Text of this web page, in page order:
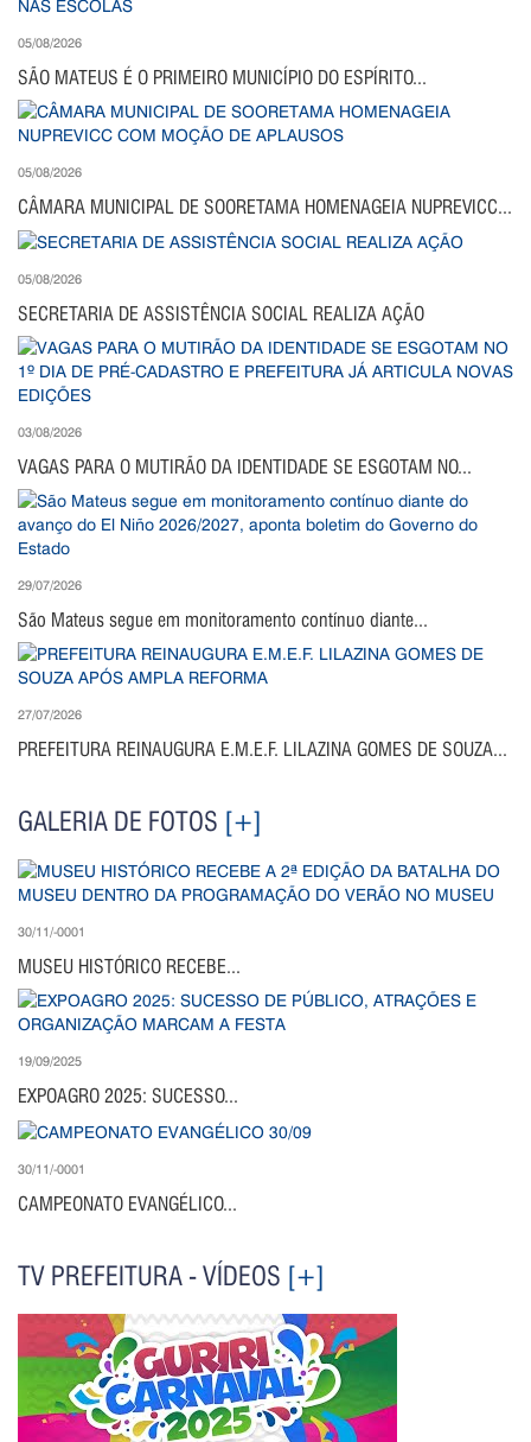
05/08/2026
SÃO MATEUS É O PRIMEIRO MUNICÍPIO DO ESPÍRITO...
05/08/2026
CÂMARA MUNICIPAL DE SOORETAMA HOMENAGEIA NUPREVICC...
05/08/2026
SECRETARIA DE ASSISTÊNCIA SOCIAL REALIZA AÇÃO
03/08/2026
VAGAS PARA O MUTIRÃO DA IDENTIDADE SE ESGOTAM NO...
29/07/2026
São Mateus segue em monitoramento contínuo diante...
27/07/2026
PREFEITURA REINAUGURA E.M.E.F. LILAZINA GOMES DE SOUZA...
GALERIA DE FOTOS [+]
30/11/-0001
MUSEU HISTÓRICO RECEBE...
19/09/2025
EXPOAGRO 2025: SUCESSO...
30/11/-0001
CAMPEONATO EVANGÉLICO...
TV PREFEITURA - VÍDEOS [+]